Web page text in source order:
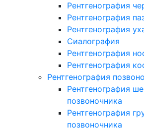
Рентгенография
Рентгенография
Рентгенография
Сиалография
Рентгенография
Рентгенография
Рентгенография
Рентгенография
позвоночника
Рентгенография
позвоночника